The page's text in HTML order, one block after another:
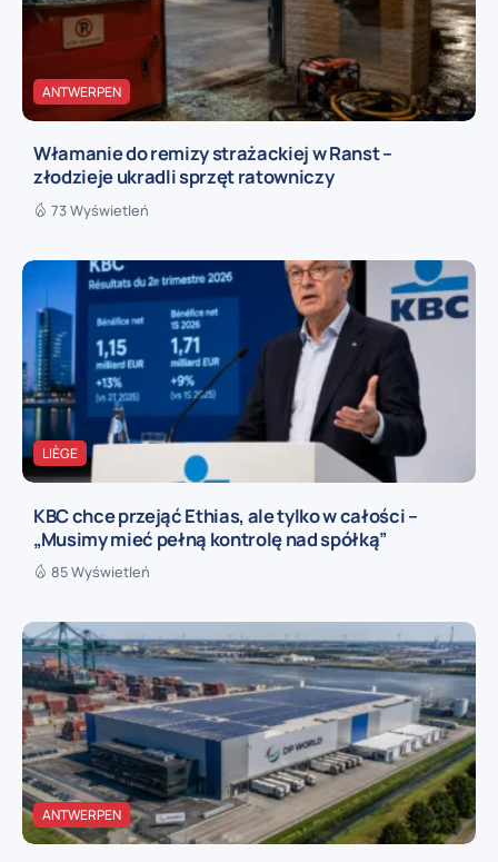
ANTWERPEN
Włamanie do remizy strażackiej w Ranst –
złodzieje ukradli sprzęt ratowniczy
73 Wyświetleń
LIÈGE
KBC chce przejąć Ethias, ale tylko w całości –
„Musimy mieć pełną kontrolę nad spółką”
85 Wyświetleń
ANTWERPEN